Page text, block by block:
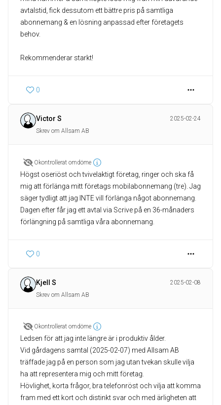
avtalstid, fick dessutom ett bättre pris på samtliga
abonnemang & en lösning anpassad efter företagets
behov.
Rekommenderar starkt!
0
Victor S
2025-02-24
Skrev om Allsam AB
Okontrollerat omdöme
Högst oseriöst och tvivelaktigt företag, ringer och ska få
mig att förlänga mitt företags mobilabonnemang (tre). Jag
säger tydligt att jag INTE vill förlänga något abonnemang.
Dagen efter får jag ett avtal via Scrive på en 36-månaders
förlängning på samtliga våra abonnemang.
0
Kjell S
2025-02-08
Skrev om Allsam AB
Okontrollerat omdöme
Ledsen för att jag inte längre är i produktiv ålder.
Vid gårdagens samtal (2025-02-07) med Allsam AB
träffade jag på en person som jag utan tvekan skulle vilja
ha att representera mig och mitt företag.
Hövlighet, korta frågor, bra telefonröst och vilja att komma
fram med ett kort och distinkt svar och med ärligheten att